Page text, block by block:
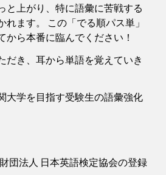
と上がり、特に語彙に苦戦する
れます。 この「でる順パス単」
から本番に臨んでください！
だき、耳から単語を覚えていき
大学を目指す受験生の語彙強化
団法人 日本英語検定協会の登録